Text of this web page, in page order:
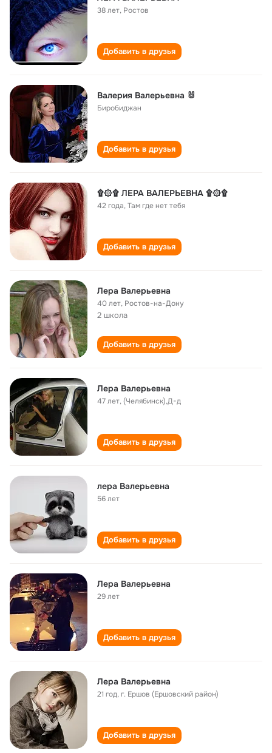
38 лет, Ростов
Добавить в друзья
Валерия Валерьевна 🐰
Биробиджан
Добавить в друзья
۩۞۩ ЛЕРА ВАЛЕРЬЕВНА ۩۞۩
42 года,Там где нет тебя
Добавить в друзья
Лера Валерьевна
40 лет, Ростов-на-Дону
2 школа
Добавить в друзья
Лера Валерьевна
47 лет,(Челябинск),Д-д
Добавить в друзья
лера Валерьевна
56 лет
Добавить в друзья
Лера Валерьевна
29 лет
Добавить в друзья
Лера Валерьевна
21 год,г. Ершов (Ершовский район)
Добавить в друзья